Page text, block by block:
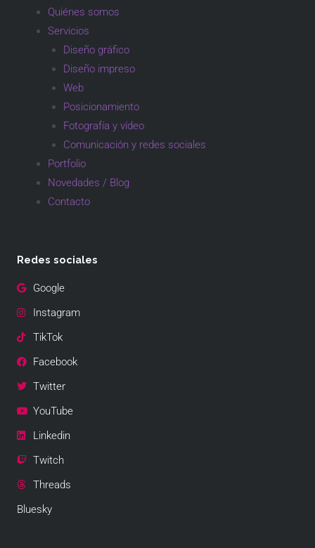
Quiénes somos
Servicios
Diseño gráfico
Diseño impreso
Web
Posicionamiento
Fotografía y vídeo
Comunicación y redes sociales
Portfolio
Novedades / Blog
Contacto
Redes sociales
Google
Instagram
TikTok
Facebook
Twitter
YouTube
Linkedin
Twitch
Threads
Bluesky